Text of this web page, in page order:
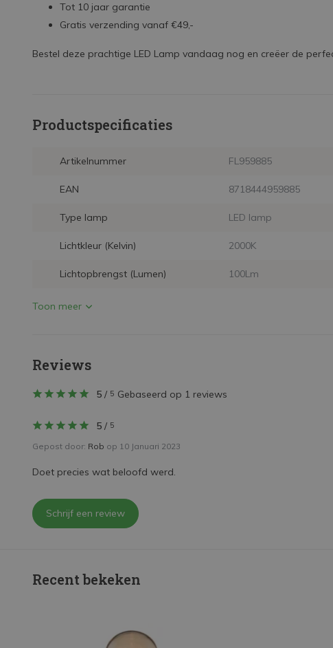
Tot 10 jaar garantie
Gratis verzending vanaf €49,-
Bestel deze prachtige LED Lamp vandaag nog en creëer de
Productspecificaties
Artikelnummer FL959885
EAN 8718444959885
Type lamp LED lamp
Lichtkleur (Kelvin) 2000K
Lichtopbrengst (Lumen) 100Lm
Toon meer
Reviews
5 / 5 Gebaseerd op 1 reviews
5 / 5
Gepost door: Rob op 10 Januari 2023
Doet precies wat beloofd werd.
Schrijf een review
Recent bekeken